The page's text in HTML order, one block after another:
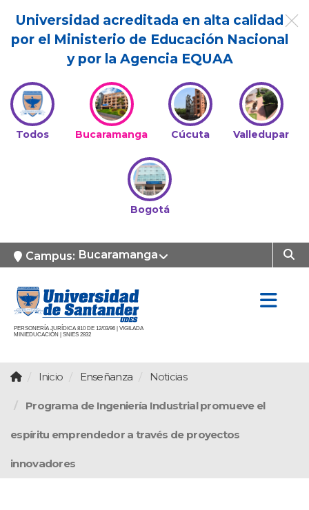
Universidad acreditada en alta calidad
por el Ministerio de Educación Nacional
y por la Agencia EQUAA
Todos Bucaramanga Cúcuta Valledupar
Bogotá
Campus: Bucaramanga
PERSONERÍA JURÍDICA 810 DE 12/03/96 | VIGILADA
MINIEDUCACIÓN | SNIES 2832
Inicio Enseñanza Noticias
Programa de Ingeniería Industrial promueve el
espíritu emprendedor a través de proyectos
innovadores